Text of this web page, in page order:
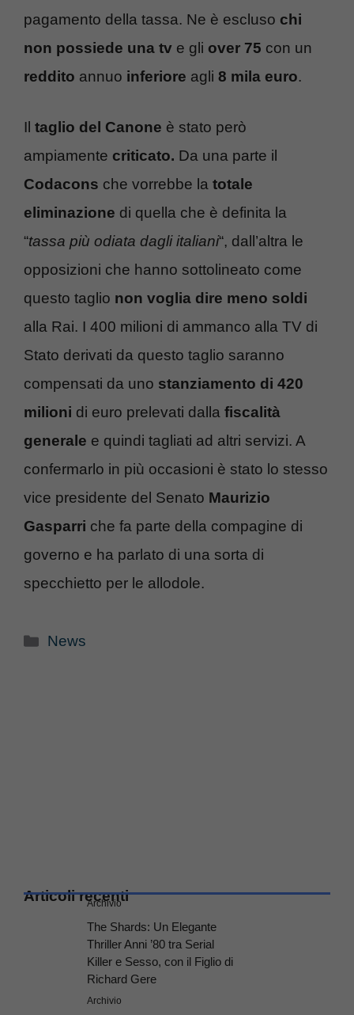
pagamento della tassa. Ne è escluso chi
non possiede una tv e gli over 75 con un
reddito annuo inferiore agli 8 mila euro.
Il taglio del Canone è stato però
ampiamente criticato. Da una parte il
Codacons che vorrebbe la totale
eliminazione di quella che è definita la
“tassa più odiata dagli italiani“, dall’altra le
opposizioni che hanno sottolineato come
questo taglio non voglia dire meno soldi
alla Rai. I 400 milioni di ammanco alla TV di
Stato derivati da questo taglio saranno
compensati da uno stanziamento di 420
milioni di euro prelevati dalla fiscalità
generale e quindi tagliati ad altri servizi. A
confermarlo in più occasioni è stato lo stesso
vice presidente del Senato Maurizio
Gasparri che fa parte della compagine di
governo e ha parlato di una sorta di
specchietto per le allodole.
Categorie
News
Articoli recenti
Archivio
The Shards: Un Elegante
Thriller Anni ’80 tra Serial
Killer e Sesso, con il Figlio di
Richard Gere
Archivio